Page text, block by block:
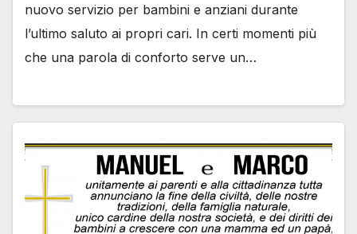
nuovo servizio per bambini e anziani durante
l’ultimo saluto ai propri cari. In certi momenti più
che una parola di conforto serve un…